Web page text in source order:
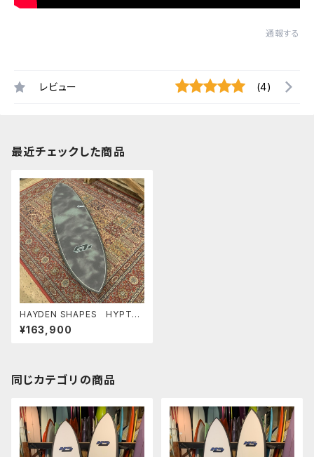
通報する
レビュー (4)
最近チェックした商品
HAYDEN SHAPES HYPTO
KRYPTO FUTURE FLEX TIE
DYE GREEN NEW COLOR ヘ
¥163,900
同じカテゴリの商品